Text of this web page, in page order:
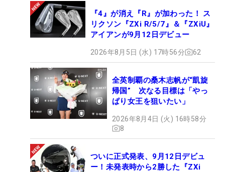
『4』が消え『R』が加わった！ ス
リクソン『ZXi R/5/7』＆『ZXiU』
アイアンが9月12日デビュー
2026年8月5日 (水) 17時56分 62
全英制覇の桑木志帆が“凱旋
帰国” 次なる目標は「やっ
ぱり女王を狙いたい」
2026年8月4日 (火) 16時58分
8
ついに正式発表、9月12日デビュ
ー！未発表時から2勝した『ZXi